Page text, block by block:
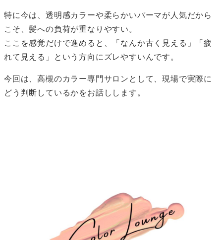
特に今は、透明感カラーや柔らかいパーマが人気だから
こそ、髪への負荷が重なりやすい。
ここを感覚だけで進めると、「なんか古く見える」「疲
れて見える」という方向にズレやすいんです。
今回は、高槻のカラー専門サロンとして、現場で実際に
どう判断しているかをお話しします。